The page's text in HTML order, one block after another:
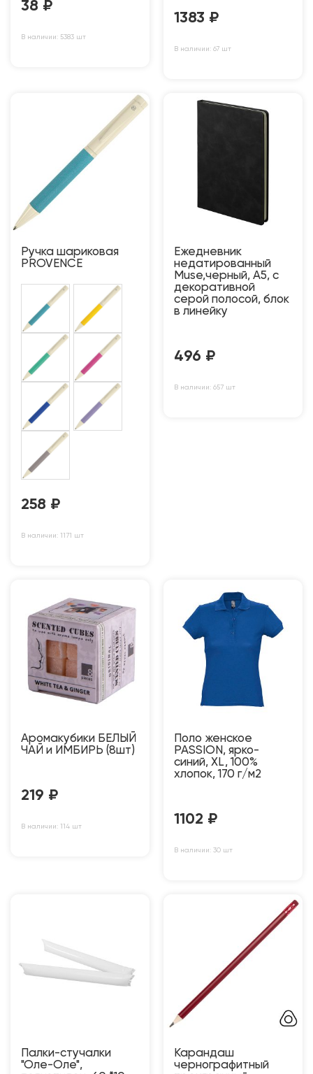
38 ₽
В наличии: 5383 шт
1383 ₽
В наличии: 67 шт
Ручка шариковая
PROVENCE
258 ₽
В наличии: 1171 шт
Ежедневник
недатированный
Muse,черный, А5, с
декоративной
серой полосой, блок
в линейку
496 ₽
В наличии: 657 шт
Аромакубики БЕЛЫЙ
ЧАЙ и ИМБИРЬ (8шт)
219 ₽
В наличии: 114 шт
Поло женское
PASSION, ярко-
синий, XL, 100%
хлопок, 170 г/м2
1102 ₽
В наличии: 30 шт
Палки-стучалки
"Оле-Оле",
Карандаш
чернографитный